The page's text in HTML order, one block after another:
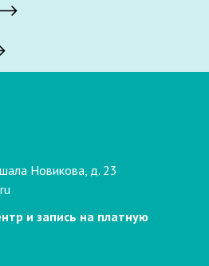
Новикова, д. 23
и запись на платную